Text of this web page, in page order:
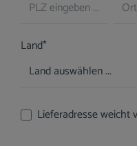
Land*
Lieferadresse weicht